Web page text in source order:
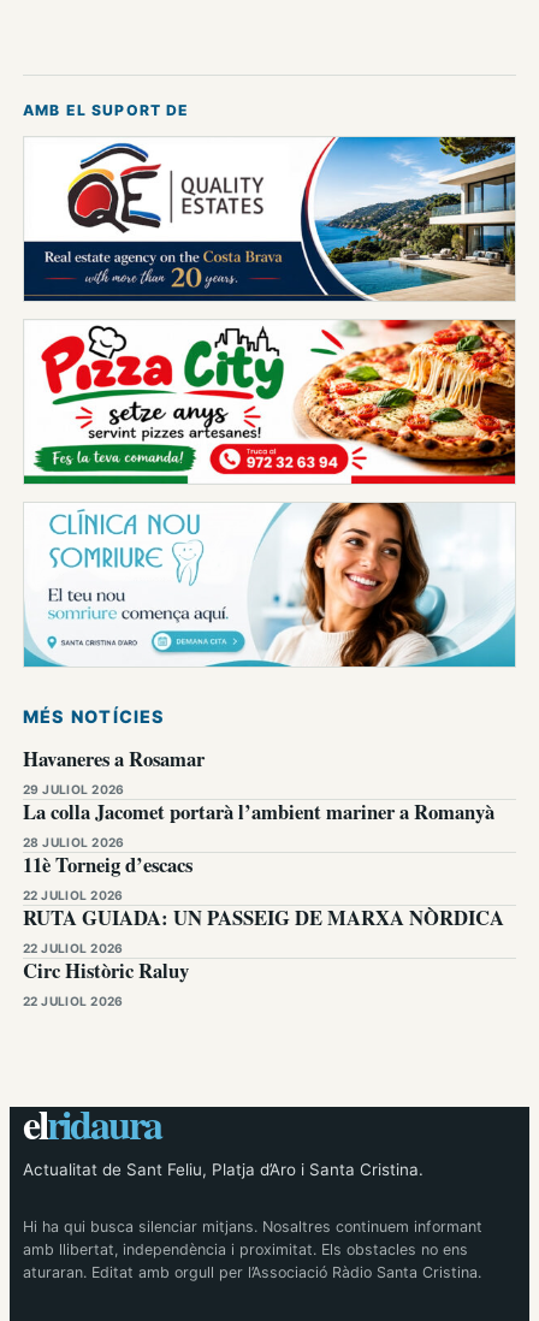
AMB EL SUPORT DE
MÉS NOTÍCIES
Havaneres a Rosamar
29 JULIOL 2026
La colla Jacomet portarà l’ambient mariner a Romanyà
28 JULIOL 2026
11è Torneig d’escacs
22 JULIOL 2026
RUTA GUIADA: UN PASSEIG DE MARXA NÒRDICA
22 JULIOL 2026
Circ Històric Raluy
22 JULIOL 2026
elridaura
Actualitat de Sant Feliu, Platja d’Aro i Santa Cristina.
Hi ha qui busca silenciar mitjans. Nosaltres continuem informant
amb llibertat, independència i proximitat. Els obstacles no ens
aturaran. Editat amb orgull per l’Associació Ràdio Santa Cristina.